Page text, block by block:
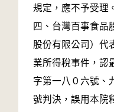
規定，應不予受理
四、台灣百事食品
股份有限公司）代
業所得稅事件，認
字第一八０六號、
號判決，誤用本院